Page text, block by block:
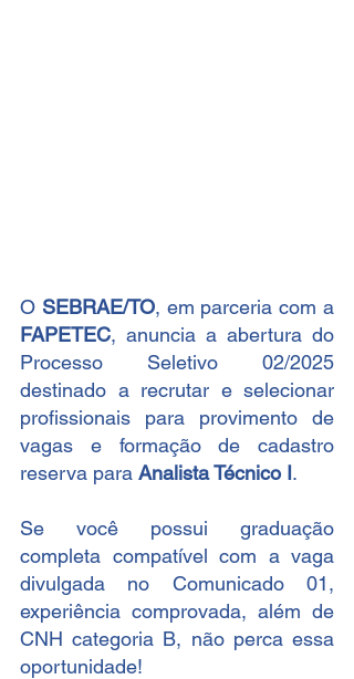
O SEBRAE/TO
FAPETEC, anuncia a abertura do
Processo Seletivo 02/2025
destinado a recrutar e selecionar
profissionais para provimento de
vagas e formação de cadastro
reserva para Analista Técnico I.
Se você possui graduação
completa compatível com a vaga
divulgada no Comunicado 01,
experiência comprovada, além de
CNH categoria B, não perca essa
oportunidade!